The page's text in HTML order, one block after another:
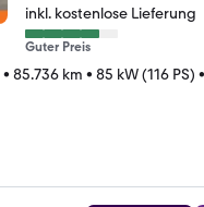
inkl. kostenlose Lieferung
Guter Preis
• 85.736 km • 85 kW (116 PS) •